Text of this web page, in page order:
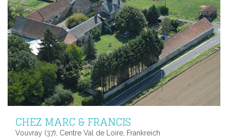
CHEZ MARC & FRANCIS
Vouvray (37), Centre Val de Loire, Frankreich